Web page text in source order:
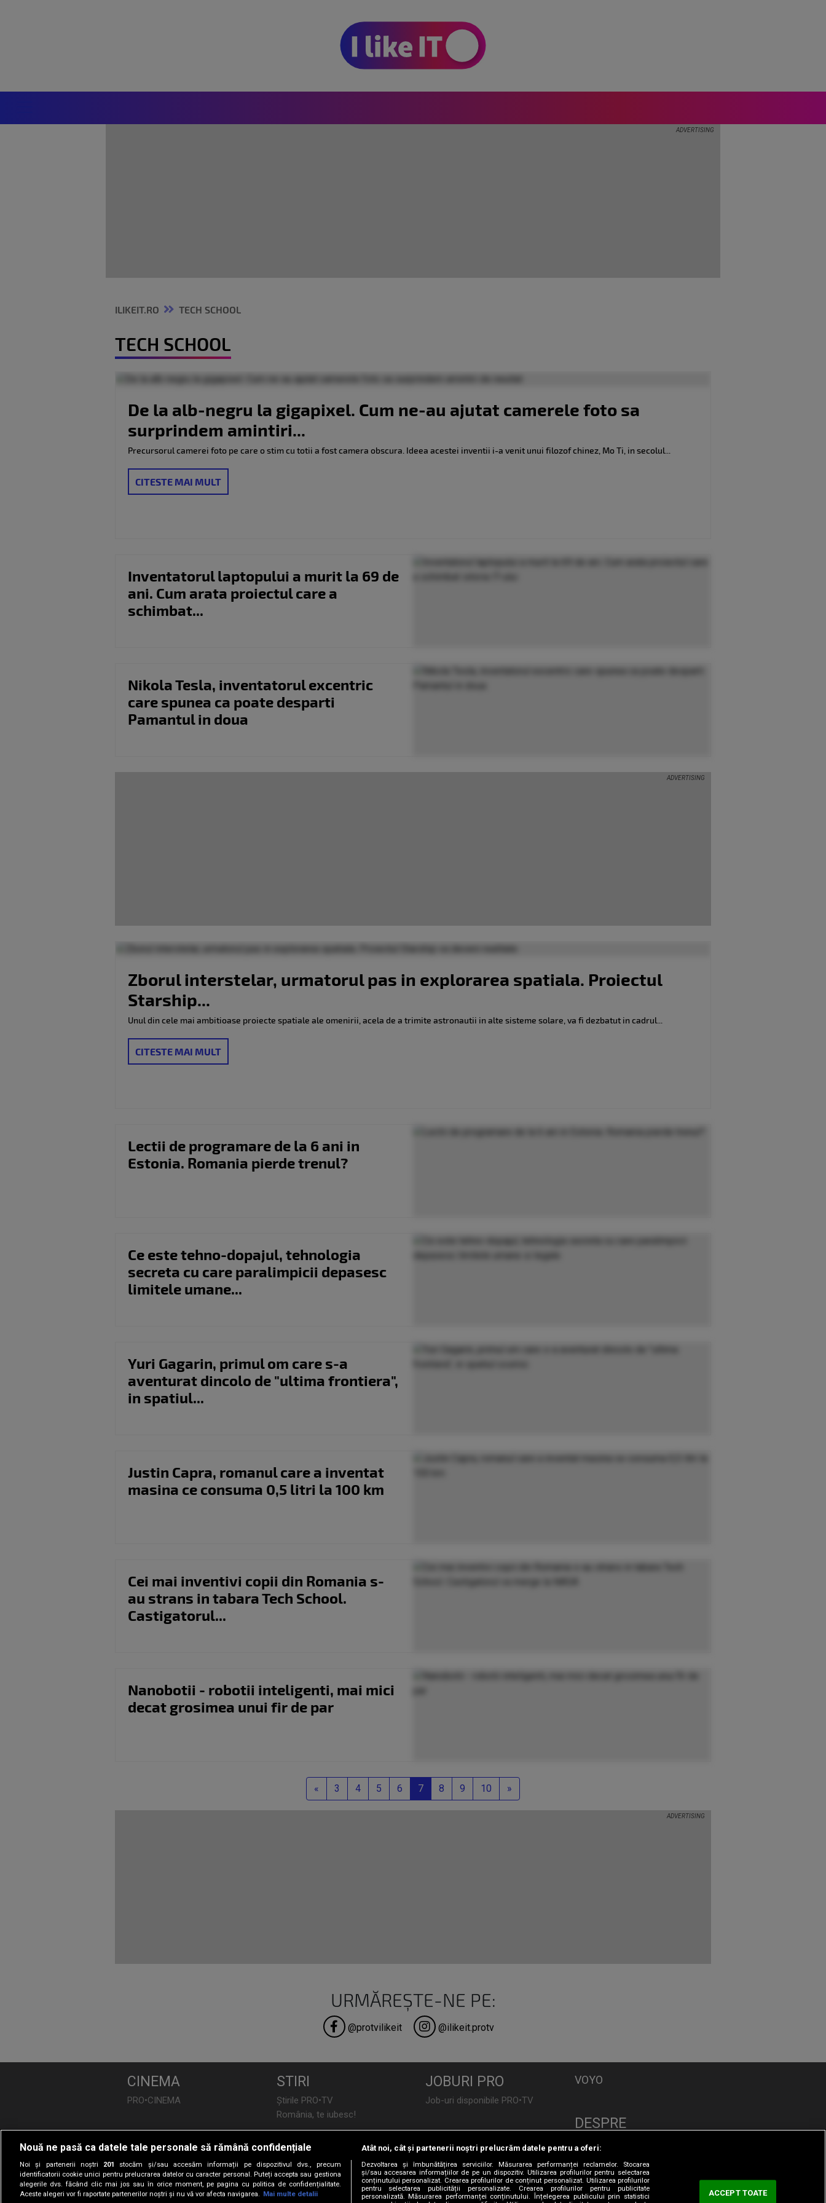
ILIKEIT.RO TECH SCHOOL
TECH SCHOOL
De la alb-negru la gigapixel. Cum ne-au ajutat camerele foto sa
surprindem amintiri...
Precursorul camerei foto pe care o stim cu totii a fost camera obscura. Ideea acestei inventii i-a venit unui filozof chinez, Mo Ti, in secolul...
CITESTE MAI MULT
Inventatorul laptopului a murit la 69 de
ani. Cum arata proiectul care a
schimbat...
Nikola Tesla, inventatorul excentric
care spunea ca poate desparti
Pamantul in doua
Zborul interstelar, urmatorul pas in explorarea spatiala. Proiectul
Starship...
Unul din cele mai ambitioase proiecte spatiale ale omenirii, acela de a trimite astronautii in alte sisteme solare, va fi dezbatut in cadrul...
CITESTE MAI MULT
Lectii de programare de la 6 ani in
Estonia. Romania pierde trenul?
Ce este tehno-dopajul, tehnologia
secreta cu care paralimpicii depasesc
limitele umane...
Yuri Gagarin, primul om care s-a
aventurat dincolo de "ultima frontiera",
in spatiul...
Justin Capra, romanul care a inventat
masina ce consuma 0,5 litri la 100 km
Cei mai inventivi copii din Romania s-
au strans in tabara Tech School.
Castigatorul...
Nanobotii - robotii inteligenti, mai mici
decat grosimea unui fir de par
« Previous
3 4 5 6 7 8 9 10 »
URMĂREȘTE-NE PE:
@protvilikeit @ilikeit.protv
CINEMA
PRO•CINEMA
DIVERTISMENT
PRO•TV
Românii au Talent
Vocea României
STIRI
Știrile PRO•TV
România, te iubesc!
TEHNOLOGIE
I Like IT
JOBURI PRO
Job-uri disponibile PRO•TV
LIFESTYLE
Doctor de Bine
Acasă
Acasă Gold
VOYO
DESPRE
Politica de Confidențialitate
CNA
Nouă ne pasă ca datele tale personale să rămână confidențiale
Noi și partenerii noștri 201
stocăm și/sau accesăm informații pe dispozitivul dvs., precum
identificatorii cookie unici pentru prelucrarea datelor cu caracter personal. Puteți accepta sau gestiona
alegerile dvs. făcând clic mai jos sau în orice moment, pe pagina cu politica de confidențialitate.
Aceste alegeri vor fi raportate partenerilor noștri și nu vă vor afecta navigarea.
Mai multe detalii
Atât noi, cât și partenerii noștri prelucrăm datele pentru a oferi:
Dezvoltarea și îmbunătățirea serviciilor. Măsurarea performanței reclamelor. Stocarea
și/sau accesarea informațiilor de pe un dispozitiv. Utilizarea profilurilor pentru selectarea
conținutului personalizat. Crearea profilurilor de conținut personalizat. Utilizarea profilurilor
pentru selectarea publicității personalizate. Crearea profilurilor pentru publicitate
personalizată. Măsurarea performanței conținutului. Înțelegerea publicului prin statistici
ACCEPT TOATE